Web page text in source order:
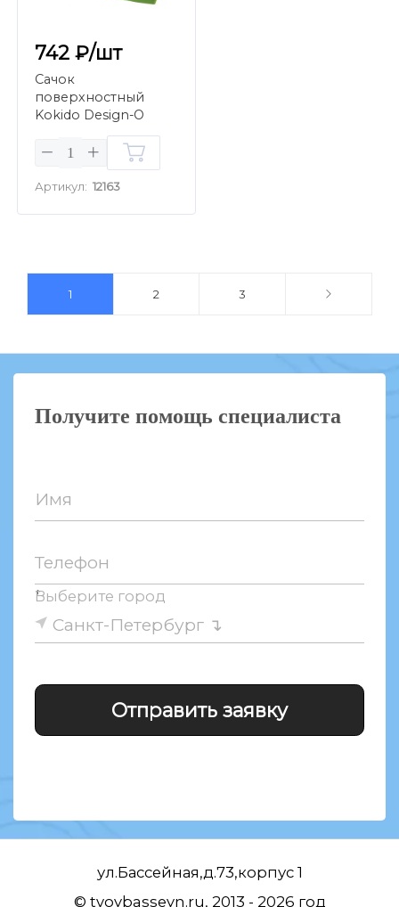
742 ₽/шт
Сачок
поверхностный
Kokido Design-O
Артикул: 12163
1 2 3
Получите помощь специалиста
Имя
Телефон
Санкт-Петербург
↑
Выберите город
ул.Бассейная,д.73,корпус 1
© tvoybasseyn.ru, 2013 - 2026 год